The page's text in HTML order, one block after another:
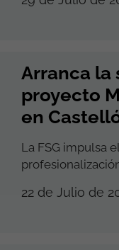
Arranca la
proyecto
en
La FSG impulsa
22 de Julio de